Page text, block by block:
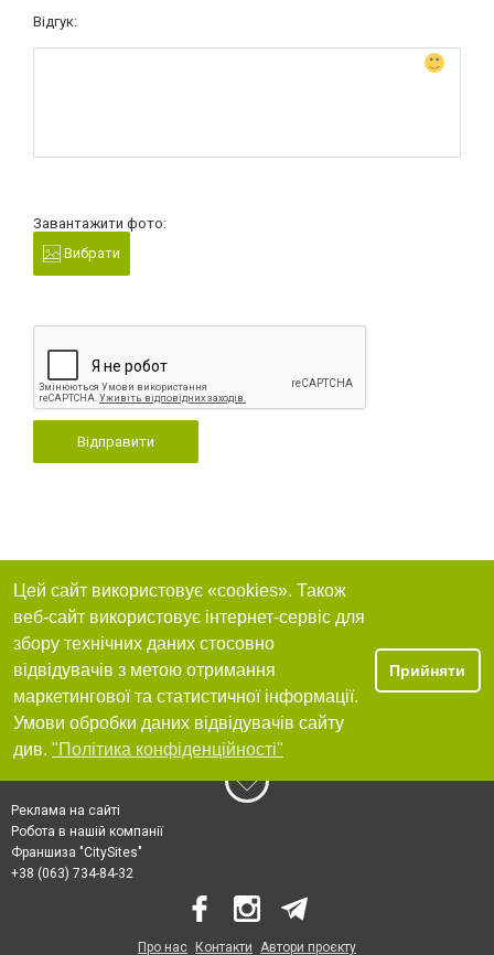
Відгук:
Завантажити фото:
Вибрати
Відправити
Цей сайт використовує «cookies». Також
веб-сайт використовує інтернет-сервіс для
збору технічних даних стосовно
відвідувачів з метою отримання
маркетингової та статистичної інформації.
Умови обробки даних відвідувачів сайту
див. "Політика конфіденційності"
Прийняти
Реклама на сайті
Робота в нашій компанії
Франшиза "CitySites"
+38 (063) 734-84-32
Про нас Контакти Автори проєкту